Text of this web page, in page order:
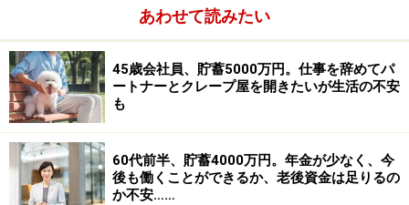
あわせて読みたい
45歳会社員、貯蓄5000万円。仕事を辞めてパ
ートナーとクレープ屋を開きたいが生活の不安
も
60代前半、貯蓄4000万円。年金が少なく、今
後も働くことができるか、老後資金は足りるの
か不安……